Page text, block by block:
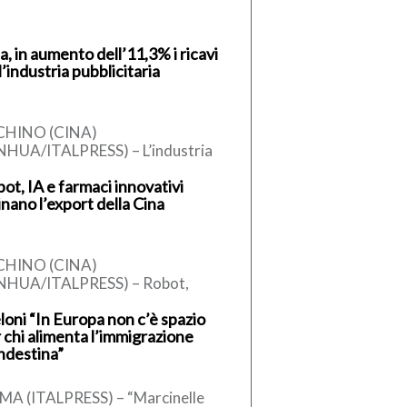
in aumento dell’11,3% i ricavi
pubblicitaria
(CINA)
ITALPRESS) – L’industria
per oltre 1.000 miliardi di yuan
147,27 miliardi di […]
IA e farmaci innovativi
l’export della Cina
(CINA)
ITALPRESS) – Robot,
(IA) e farmaci innovativi
emergendo come nuovi
della crescita […]
“In Europa non c’è spazio
chi alimenta l’immigrazione
(ITALPRESS) – “Marcinelle